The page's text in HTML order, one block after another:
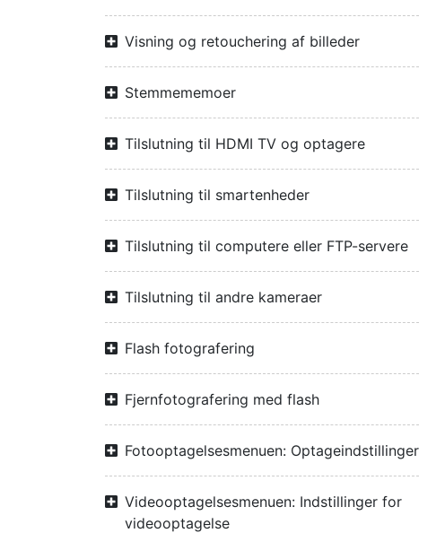
Visning og retouchering af billeder
Stemmememoer
Tilslutning til HDMI TV og optagere
Tilslutning til smartenheder
Tilslutning til computere eller FTP-servere
Tilslutning til andre kameraer
Flash fotografering
Fjernfotografering med flash
Fotooptagelsesmenuen: Optageindstillinger
Videooptagelsesmenuen: Indstillinger for
videooptagelse